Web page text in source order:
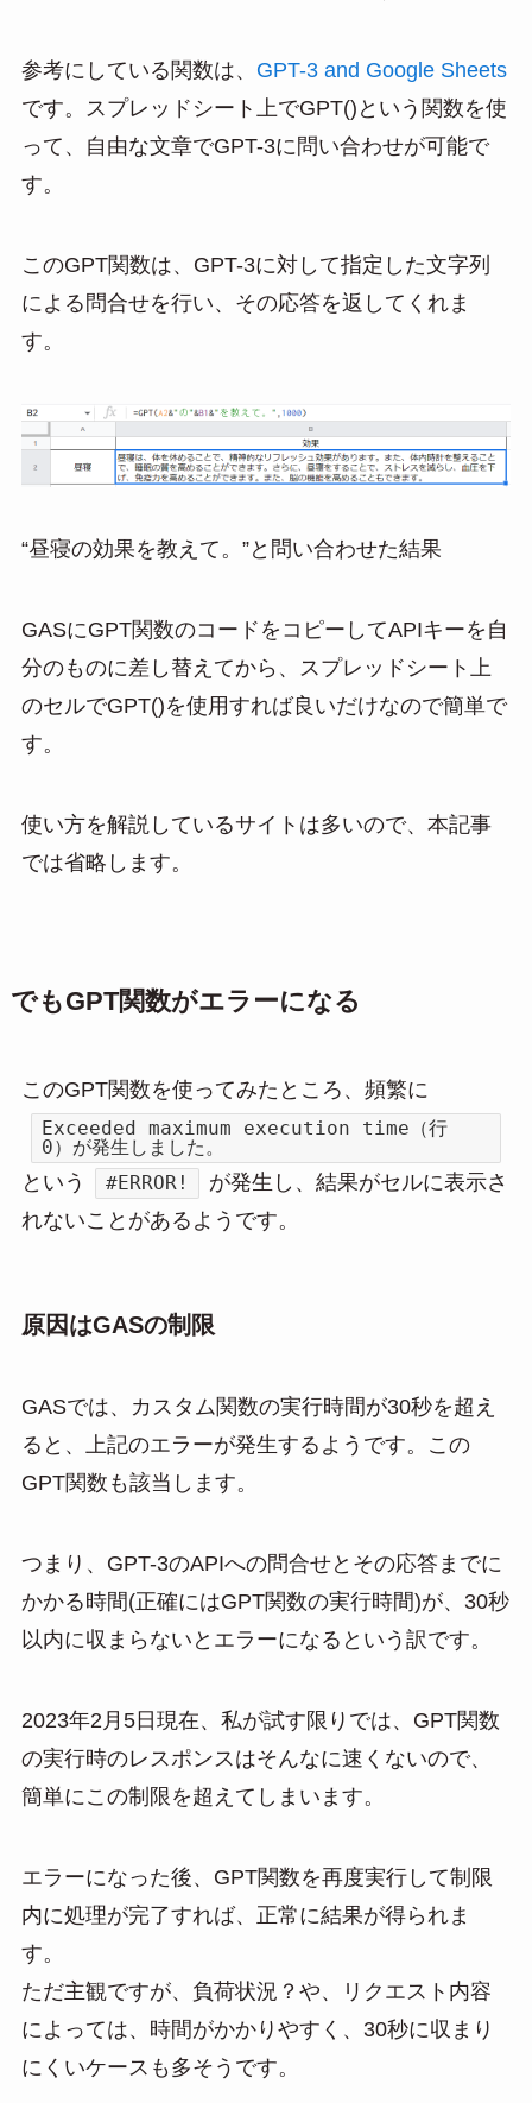
参考にしている関数は、 GPT-3 and Google Sheets
です。スプレッドシート上でGPT()という関数を使
って、自由な文章でGPT-3に問い合わせが可能で
す。
このGPT関数は、GPT-3に対して指定した文字列
による問合せを行い、その応答を返してくれま
す。
“昼寝の効果を教えて。”と問い合わせた結果
GASにGPT関数のコードをコピーしてAPIキーを自
分のものに差し替えてから、スプレッドシート上
のセルでGPT()を使用すれば良いだけなので簡単で
す。
使い方を解説しているサイトは多いので、本記事
では省略します。
でもGPT関数がエラーになる
このGPT関数を使ってみたところ、頻繁に
Exceeded maximum execution time（行
0）が発生しました。
という #ERROR!
が発生し、結果がセルに表示さ
れないことがあるようです。
原因はGASの制限
GASでは、カスタム関数の実行時間が30秒を超え
ると、上記のエラーが発生するようです。この
GPT関数も該当します。
つまり、GPT-3のAPIへの問合せとその応答までに
かかる時間(正確にはGPT関数の実行時間)が、30秒
以内に収まらないとエラーになるという訳です。
2023年2月5日現在、私が試す限りでは、GPT関数
の実行時のレスポンスはそんなに速くないので、
簡単にこの制限を超えてしまいます。
エラーになった後、GPT関数を再度実行して制限
内に処理が完了すれば、正常に結果が得られま
す。
ただ主観ですが、負荷状況？や、リクエスト内容
によっては、時間がかかりやすく、30秒に収まり
にくいケースも多そうです。